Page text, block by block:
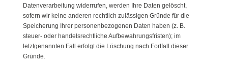
Datenverarbeitung widerrufen, werden Ihre Daten gelöscht,
sofern wir keine anderen rechtlich zulässigen Gründe für die
Speicherung Ihrer personenbezogenen Daten haben (z. B.
steuer- oder handelsrechtliche Aufbewahrungsfristen); im
letztgenannten Fall erfolgt die Löschung nach Fortfall dieser
Gründe.